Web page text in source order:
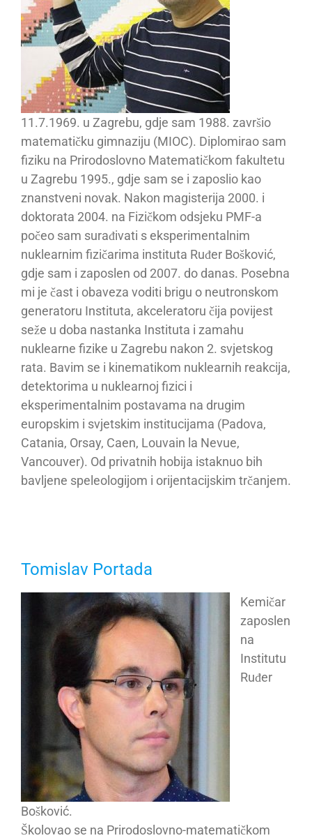
11.7.1969. u Zagrebu, gdje sam 1988. završio
matematičku gimnaziju (MIOC). Diplomirao sam
fiziku na Prirodoslovno Matematičkom fakultetu
u Zagrebu 1995., gdje sam se i zaposlio kao
znanstveni novak. Nakon magisterija 2000. i
doktorata 2004. na Fizičkom odsjeku PMF-a
počeo sam surađivati s eksperimentalnim
nuklearnim fizičarima instituta Ruđer Bošković,
gdje sam i zaposlen od 2007. do danas. Posebna
mi je čast i obaveza voditi brigu o neutronskom
generatoru Instituta, akceleratoru čija povijest
seže u doba nastanka Instituta i zamahu
nuklearne fizike u Zagrebu nakon 2. svjetskog
rata. Bavim se i kinematikom nuklearnih reakcija,
detektorima u nuklearnoj fizici i
eksperimentalnim postavama na drugim
europskim i svjetskim institucijama (Padova,
Catania, Orsay, Caen, Louvain la Nevue,
Vancouver). Od privatnih hobija istaknuo bih
bavljene speleologijom i orijentacijskim trčanjem.
Tomislav Portada
Kemičar
zaposlen
na
Institutu
Ruđer
Bošković.
Školovao se na Prirodoslovno-matematičkom